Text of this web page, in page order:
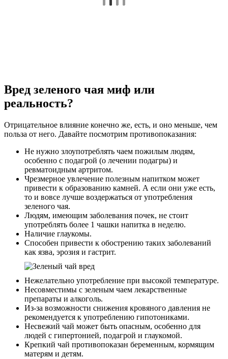
Вред зеленого чая миф или
реальность?
Отрицательное влияние конечно же, есть, и оно меньше, чем
польза от него. Давайте посмотрим противопоказания:
Не нужно злоупотреблять чаем пожилым людям,
особенно с подагрой (о лечении подагры) и
ревматоидным артритом.
Чрезмерное увлечение полезным напитком может
привести к образованию камней. А если они уже есть,
то и вовсе лучше воздержаться от употребления
зеленого чая.
Людям, имеющим заболевания почек, не стоит
употреблять более 1 чашки напитка в неделю.
Наличие глаукомы.
Способен привести к обострению таких заболеваний
как язва, эрозия и гастрит.
Нежелательно употребление при высокой температуре.
Несовместимы с зеленым чаем лекарственные
препараты и алкоголь.
Из-за возможности снижения кровяного давления не
рекомендуется к употреблению гипотониками.
Несвежий чай может быть опасным, особенно для
людей с гипертонией, подагрой и глаукомой.
Крепкий чай противопоказан беременным, кормящим
матерям и детям.